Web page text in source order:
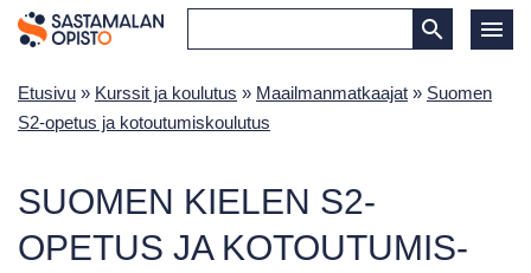
Etusivu » Kurssit ja koulutus » Maailmanmatkaajat » Suomen
S2-opetus ja kotoutumiskoulutus
SUOMEN KIELEN S2-
OPETUS JA KOTOUTUMIS­